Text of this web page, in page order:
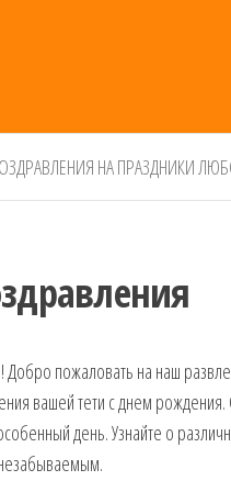
НА ПРАЗДНИКИ
Добро пожаловать на наш
вашей тети с днем
день. Узнайте о